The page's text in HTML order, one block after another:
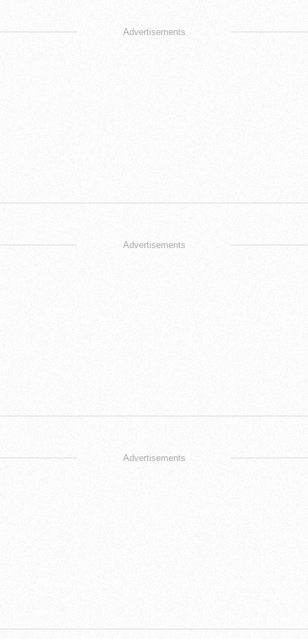
Advertisements
Advertisements
Advertisements